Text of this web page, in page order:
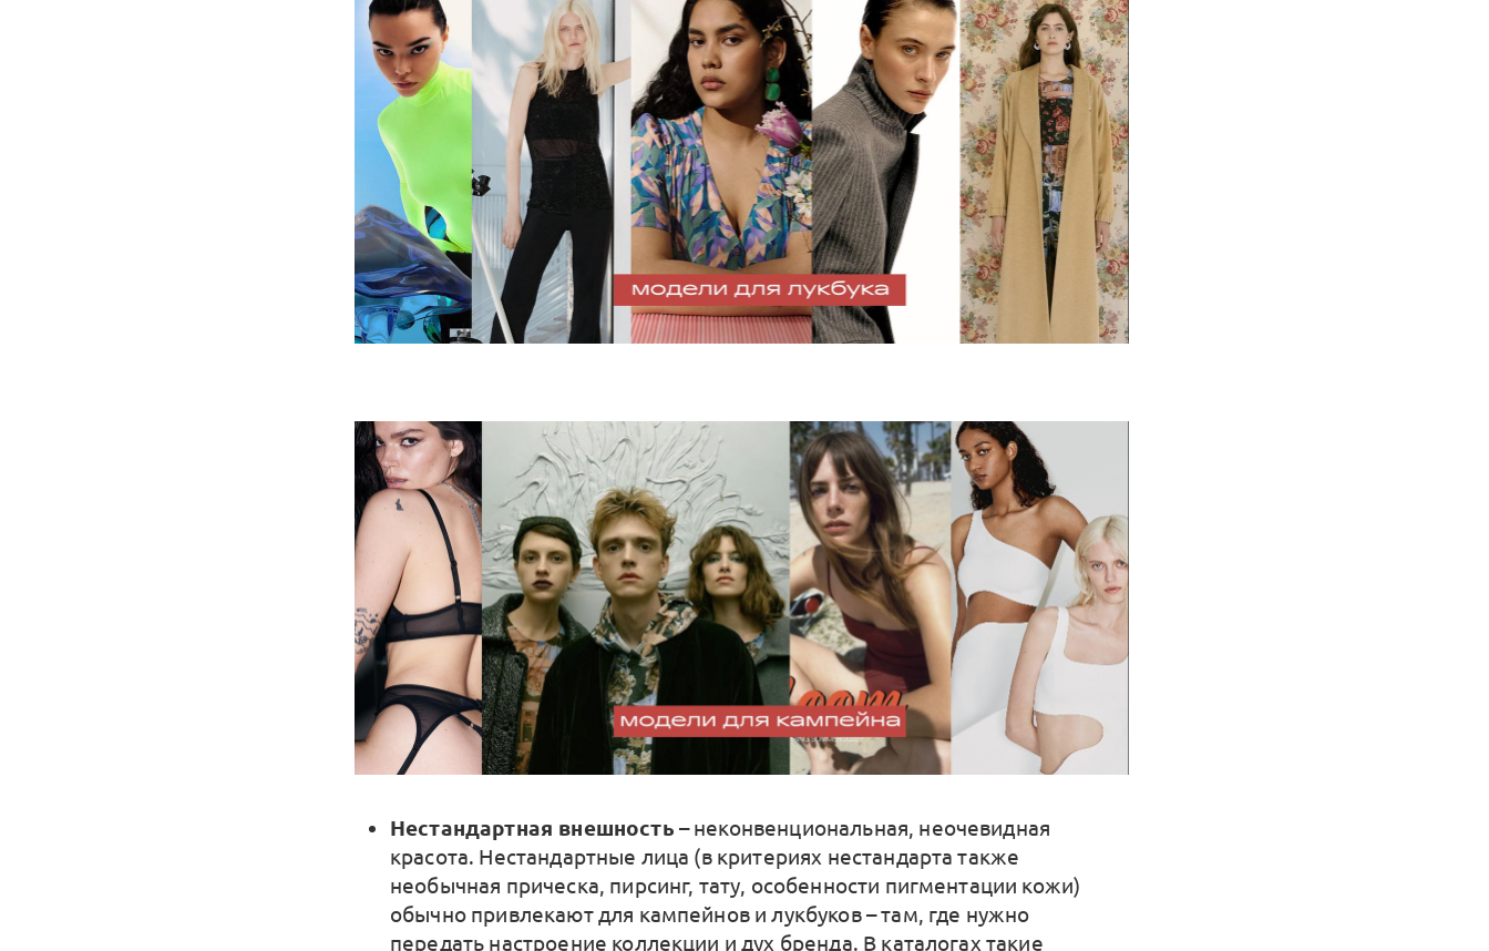
Нестандартная внешность – неконвенциональная, неочевидная
красота. Нестандартные лица (в критериях нестандарта также
необычная прическа, пирсинг, тату, особенности пигментации кожи)
обычно привлекают для кампейнов и лукбуков – там, где нужно
передать настроение коллекции и дух бренда. В каталогах такие